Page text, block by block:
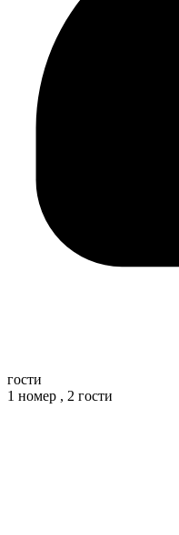
гости
1 номер , 2 гости